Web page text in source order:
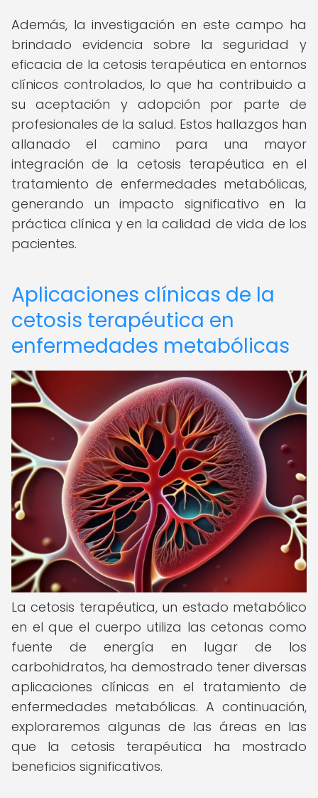
Además, la investigación en este campo ha
brindado evidencia sobre la seguridad y
eficacia de la cetosis terapéutica en entornos
clínicos controlados, lo que ha contribuido a
su aceptación y adopción por parte de
profesionales de la salud. Estos hallazgos han
allanado el camino para una mayor
integración de la cetosis terapéutica en el
tratamiento de enfermedades metabólicas,
generando un impacto significativo en la
práctica clínica y en la calidad de vida de los
pacientes.
Aplicaciones clínicas de la
cetosis terapéutica en
enfermedades metabólicas
La cetosis terapéutica, un estado metabólico
en el que el cuerpo utiliza las cetonas como
fuente de energía en lugar de los
carbohidratos, ha demostrado tener diversas
aplicaciones clínicas en el tratamiento de
enfermedades metabólicas. A continuación,
exploraremos algunas de las áreas en las
que la cetosis terapéutica ha mostrado
beneficios significativos.